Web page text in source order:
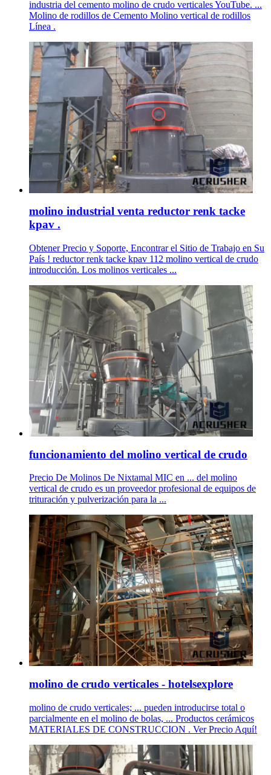
industria del cemento molino de crudo verticales YouTube. ...
Molino de rodillos de Cemento Molino vertical de rodillos
Línea .
molino industrial venta reductor renk tacke
kpav .
Obtener Precio y Soporte, Encontrar el Sitio de Trabajo en Su
País ! reductor renk tacke kpav 112 molino vertical de crudo
introducción. Los molinos verticales ...
funcionamiento del molino vertical de crudo
Precio De Molinos De Nixtamal MIC en ... del molino
vertical de crudo es un proveedor profesional de equipos de
trituración y pulverización para la ...
molino de crudo verticales - hotelsexplore
molino de crudo verticales; ... pueden introducirse total o
parcialmente en el molino de bolas, ... Productos cerámicos
MATERIALES DE CONSTRUCCION . Ver Precio Aquí!